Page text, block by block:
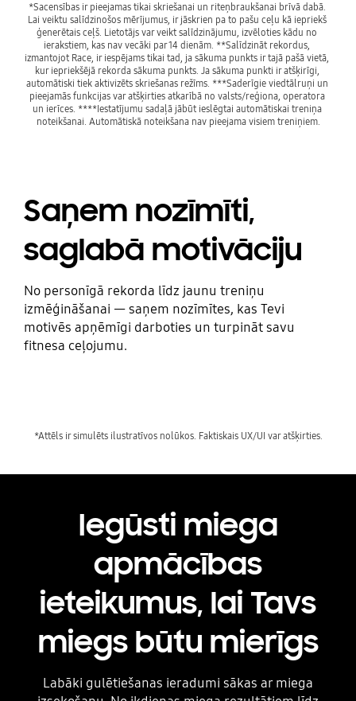
*Sacensības ir pieejamas tikai skriešanai un riteņbraukšanai brīvā dabā.
Lai veiktu salīdzinošos mērījumus, ir jāskrien pa to pašu ceļu kā iepriekš
ģenerētais ceļš. Lietotājs var veikt salīdzinājumu, izvēloties kādu no
ierakstiem, kas nav vecāki par 14 dienām. **Salīdzināt rekordus,
izmantojot Race, ir iespējams tikai tad, ja sākuma punkts ir tajā pašā vietā,
kur iepriekšējā rekorda sākuma punkts. Ja sākuma punkti ir atšķirīgi,
automātiski tiek aktivizēts skriešanas režīms. ***Saderīgie viedtālruņi un
pieejamās funkcijas var atšķirties atkarībā no valsts/reģiona, operatora
un ierīces. ****Iestatījumu sadaļā jābūt ieslēgtai automātiskai treniņa
noteikšanai. Automātiskā noteikšana nav pieejama visiem treniņiem.
Saņem nozīmīti,
saglabā motivāciju
No personīgā rekorda līdz jaunu treniņu
izmēģināšanai — saņem nozīmītes, kas Tevi
motivēs apņēmīgi darboties un turpināt savu
fitnesa ceļojumu.
Iegūsti miega
apmācības
ieteikumus, lai Tavs
miegs būtu mierīgs
Labāki gulētiešanas ieradumi sākas ar miega